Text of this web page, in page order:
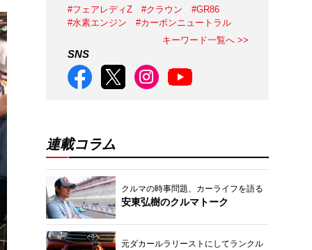
#フェアレディZ #クラウン
#GR86
#水素エンジン
#カーボンニュートラル
キーワード一覧へ >>
SNS
連載コラム
クルマの時事問題、カーライフを語る
安東弘樹のクルマトーク
元ダカールラリーストにしてランクル